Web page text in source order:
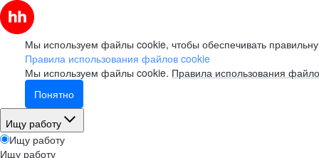
Мы используем файлы cookie, чтобы обеспечивать
Правила использования файлов cookie
Мы используем файлы cookie. Правила использования
Понятно
Ищу работу
Ищу работу
Ищу работу